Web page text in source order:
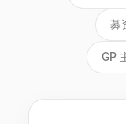
募
GP